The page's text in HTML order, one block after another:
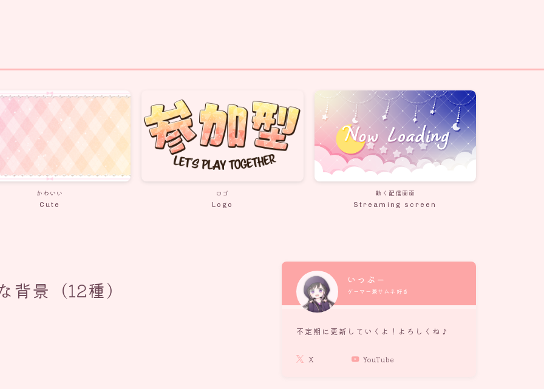
かわいい
Cute
ロゴ
Logo
動く配信画面
Streaming screen
景（12種） いっぷー
ゲーマー兼サムネ好き
不定期に更新していくよ！よろしくね♪
X YouTube